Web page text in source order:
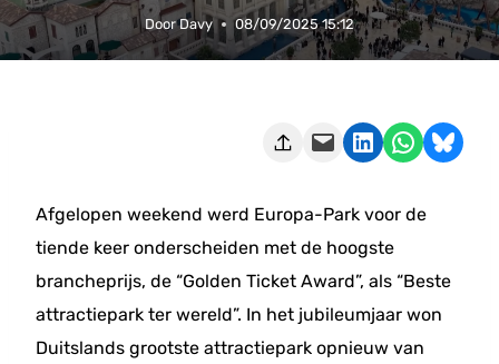
Door Davy 08/09/2025 15:12
Deze pagina e-mailen Delen op LinkedIn Delen via WhatsApp Share on Bluesky
Afgelopen weekend werd Europa-Park voor de
tiende keer onderscheiden met de hoogste
brancheprijs, de “Golden Ticket Award”, als “Beste
attractiepark ter wereld”. In het jubileumjaar won
Duitslands grootste attractiepark opnieuw van